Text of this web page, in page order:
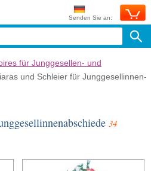
Senden Sie an:
für Junggesellen- und
und Schleier für Junggesellinnen-
34